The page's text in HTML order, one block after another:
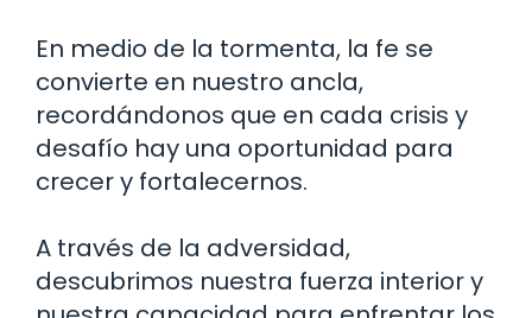
En medio de la tormenta, la fe se
convierte en nuestro ancla,
recordándonos que en cada crisis y
desafío hay una oportunidad para
crecer y fortalecernos.
A través de la adversidad,
descubrimos nuestra fuerza interior y